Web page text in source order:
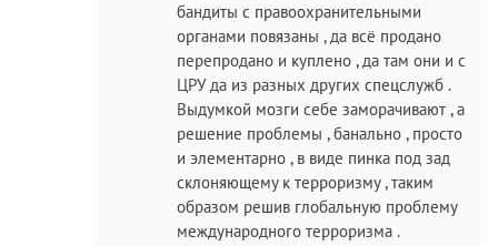
бандиты с правоохранительными
органами повязаны , да всё продано
перепродано и куплено , да там они и с
ЦРУ да из разных других спецслужб .
Выдумкой мозги себе заморачивают , а
решение проблемы , банально , просто
и элементарно , в виде пинка под зад
склоняющему к терроризму , таким
образом решив глобальную проблему
международного терроризма .